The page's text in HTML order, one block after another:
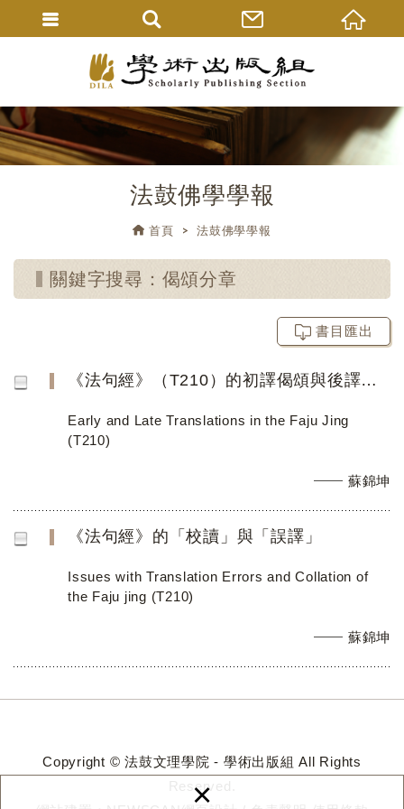
×
法鼓佛學學報
首頁 法鼓佛學學報
關鍵字搜尋：偈頌分章
書目匯出
《法句經》（T210）的初譯偈頌與後譯偈頌
Early and Late Translations in the Faju Jing
(T210)
蘇錦坤
《法句經》的「校讀」與「誤譯」
Issues with Translation Errors and Collation of
the Faju jing (T210)
蘇錦坤
Copyright © 法鼓文理學院 - 學術出版組 All Rights
Reserved.